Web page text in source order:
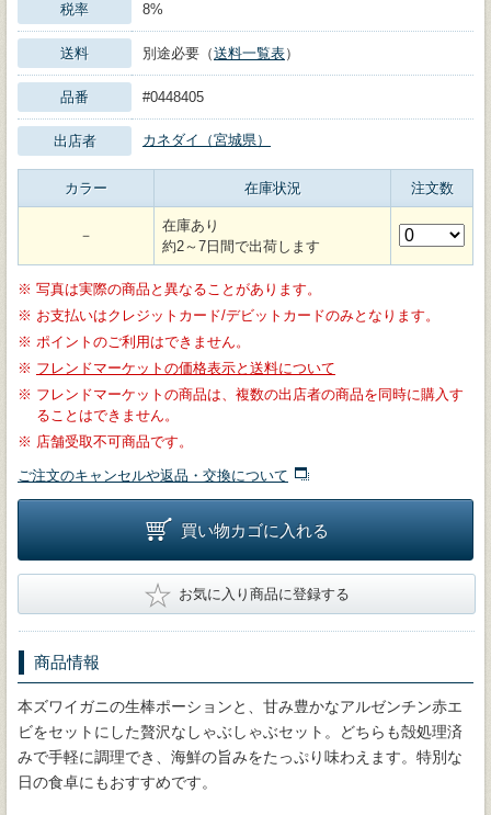
税率 8%
送料 別途必要（送料一覧表）
品番 #0448405
出店者 カネダイ（宮城県）
カラー 在庫状況 注文数
－
在庫あり
約2～7日間で出荷します
※ 写真は実際の商品と異なることがあります。
※ お支払いはクレジットカード/デビットカードのみとなります。
※ ポイントのご利用はできません。
※ フレンドマーケットの価格表示と送料について
※ フレンドマーケットの商品は、複数の出店者の商品を同時に購入す
ることはできません。
※ 店舗受取不可商品です。
ご注文のキャンセルや返品・交換について
買い物カゴに入れる
★ お気に入り商品に登録する
商品情報
本ズワイガニの生棒ポーションと、甘み豊かなアルゼンチン赤エ
ビをセットにした贅沢なしゃぶしゃぶセット。どちらも殻処理済
みで手軽に調理でき、海鮮の旨みをたっぷり味わえます。特別な
日の食卓にもおすすめです。